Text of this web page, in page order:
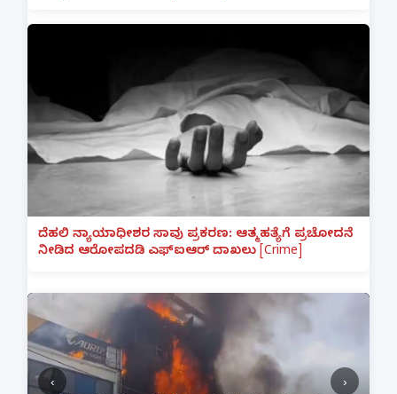
ದೆಹಲಿ ನ್ಯಾಯಾಧೀಶರ ಸಾವು ಪ್ರಕರಣ: ಆತ್ಮಹತ್ಯೆಗೆ ಪ್ರಚೋದನೆ
ನೀಡಿದ ಆರೋಪದಡಿ ಎಫ್‌ಐಆರ್ ದಾಖಲು [Crime]
‹ ›